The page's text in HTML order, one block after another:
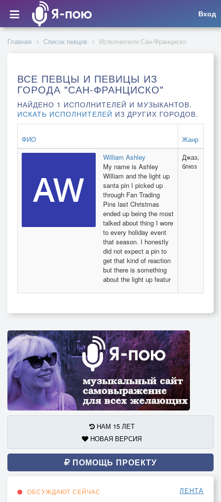
Вход
Главная Список певцов Исполнители Сан-Франциско
ВСЕ ПЕВЦЫ И ПЕВИЦЫ ИЗ
ГОРОДА "САН-ФРАНЦИСКО"
НАЙДЕНО 1 ИСПОЛНИТЕЛЕЙ И МУЗЫКАНТОВ.
ИСКАТЬ ИСПОЛНИТЕЛЕЙ ИЗ ДРУГИХ ГОРОДОВ.
ФИО
Жанр
William Ashley
My name is Ashley
William and the light up
santa pin I picked up
through Fan Trading
Pins last Christmas
ended up being the most
talked about thing I wore
to every holiday event
that season. I honestly
did not expect a pin to
get that kind of reaction
but there is something
about the light up featur
Джаз,
блюз
НАМ 15 ЛЕТ
НОВАЯ ВЕРСИЯ
ПОМОЩЬ ПРОЕКТУ
ОБСУЖДАЮТ СЕЙЧАС ЛЕНТА